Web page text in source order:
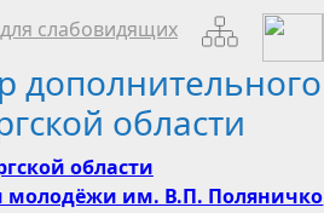
слабовидящих
дополнительного
области
области
молодёжи им. В.П. Поляничко